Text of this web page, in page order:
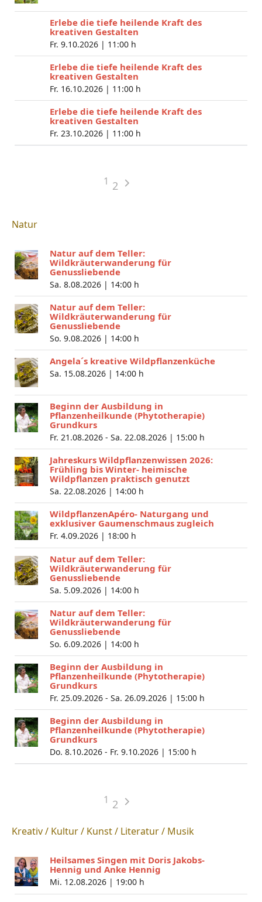
Erlebe die tiefe heilende Kraft des
kreativen Gestalten
Fr. 9.10.2026 | 11:00 h
Erlebe die tiefe heilende Kraft des
kreativen Gestalten
Fr. 16.10.2026 | 11:00 h
Erlebe die tiefe heilende Kraft des
kreativen Gestalten
Fr. 23.10.2026 | 11:00 h
1 2
Natur
Natur auf dem Teller:
Wildkräuterwanderung für
Genussliebende
Sa. 8.08.2026 | 14:00 h
Natur auf dem Teller:
Wildkräuterwanderung für
Genussliebende
So. 9.08.2026 | 14:00 h
Angela´s kreative Wildpflanzenküche
Sa. 15.08.2026 | 14:00 h
Beginn der Ausbildung in
Pflanzenheilkunde (Phytotherapie)
Grundkurs
Fr. 21.08.2026 - Sa. 22.08.2026 | 15:00 h
Jahreskurs Wildpflanzenwissen 2026:
Frühling bis Winter- heimische
Wildpflanzen praktisch genutzt
Sa. 22.08.2026 | 14:00 h
WildpflanzenApéro- Naturgang und
exklusiver Gaumenschmaus zugleich
Fr. 4.09.2026 | 18:00 h
Natur auf dem Teller:
Wildkräuterwanderung für
Genussliebende
Sa. 5.09.2026 | 14:00 h
Natur auf dem Teller:
Wildkräuterwanderung für
Genussliebende
So. 6.09.2026 | 14:00 h
Beginn der Ausbildung in
Pflanzenheilkunde (Phytotherapie)
Grundkurs
Fr. 25.09.2026 - Sa. 26.09.2026 | 15:00 h
Beginn der Ausbildung in
Pflanzenheilkunde (Phytotherapie)
Grundkurs
Do. 8.10.2026 - Fr. 9.10.2026 | 15:00 h
1 2
Kreativ / Kultur / Kunst / Literatur / Musik
Heilsames Singen mit Doris Jakobs-
Hennig und Anke Hennig
Mi. 12.08.2026 | 19:00 h